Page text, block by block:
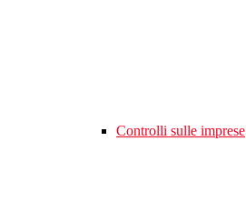
Controlli sulle imprese